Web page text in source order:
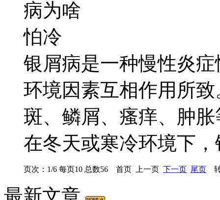
银屑病是一种慢性炎
环境因素互相作用所
斑、鳞屑、瘙痒、肿
在冬天或寒冷环境下，
页次：1/6 每页10 总数56 首页 上一页 下一页 尾页
最新文章